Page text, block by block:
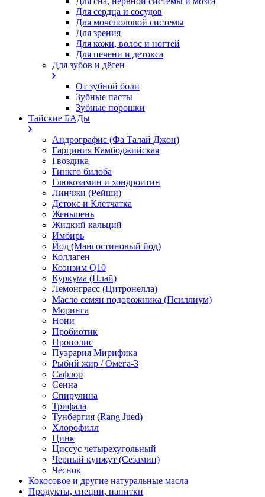
Для сердца и сосудов
Для мочеполовой системы
Для зрения
Для кожи, волос и ногтей
Для печени и детокса
Для зубов и дёсен
От зубной боли
Зубные пасты
Зубные порошки
Тайские БАДы
Андрографис (Фа Талай Джон)
Гарциния Камбоджийская
Гвоздика
Гинкго билоба
Глюкозамин и хондроитин
Линчжи (Рейши)
Детокс и Клетчатка
Женьшень
Жидкий кальций
Имбирь
Йод (Мангостиновый йод)
Коллаген
Коэнзим Q10
Куркума (Плай)
Лемонграсс (Цитронелла)
Масло семян подорожника (Псиллиум)
Моринга
Нони
Пробиотик
Прополис
Пуэрария Мирифика
Рыбий жир / Омега-3
Сафлор
Сенна
Спирулина
Трифала
Тунбергия (Rang Jued)
Хлорофилл
Цинк
Циссус четырехугольный
Черный кунжут (Сезамин)
Чеснок
Кокосовое и другие натуральные масла
Продукты, специи, напитки